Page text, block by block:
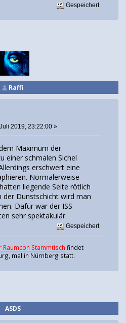
Gespeichert
Raffi
2019, 23:22:00 »
Maximum der
einer schmalen Sichel
erschwert eine
Normalerweise
liegende Seite rötlich
der Dunstschicht wird man
Dafür war der ISS
sehr spektakulär.
Gespeichert
Stammtisch findet
mal in Nürnberg statt.
ASDS